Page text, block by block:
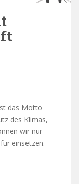
das Motto
des Klimas,
wir nur
einsetzen.